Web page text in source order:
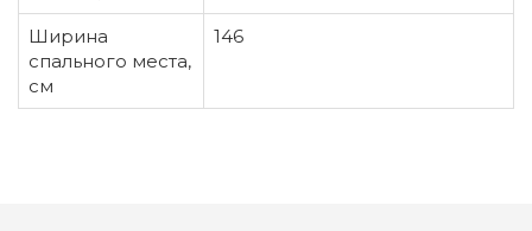
Ширина
спального места,
см
146